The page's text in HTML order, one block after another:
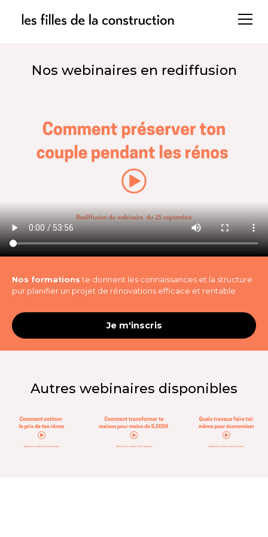
Nos webinaires en rediffusion
Nos formations te donnent les connaissances et la structure
pur planifier un projet de rénovations efficace et rentable
Je m'inscris
Autres webinaires disponibles